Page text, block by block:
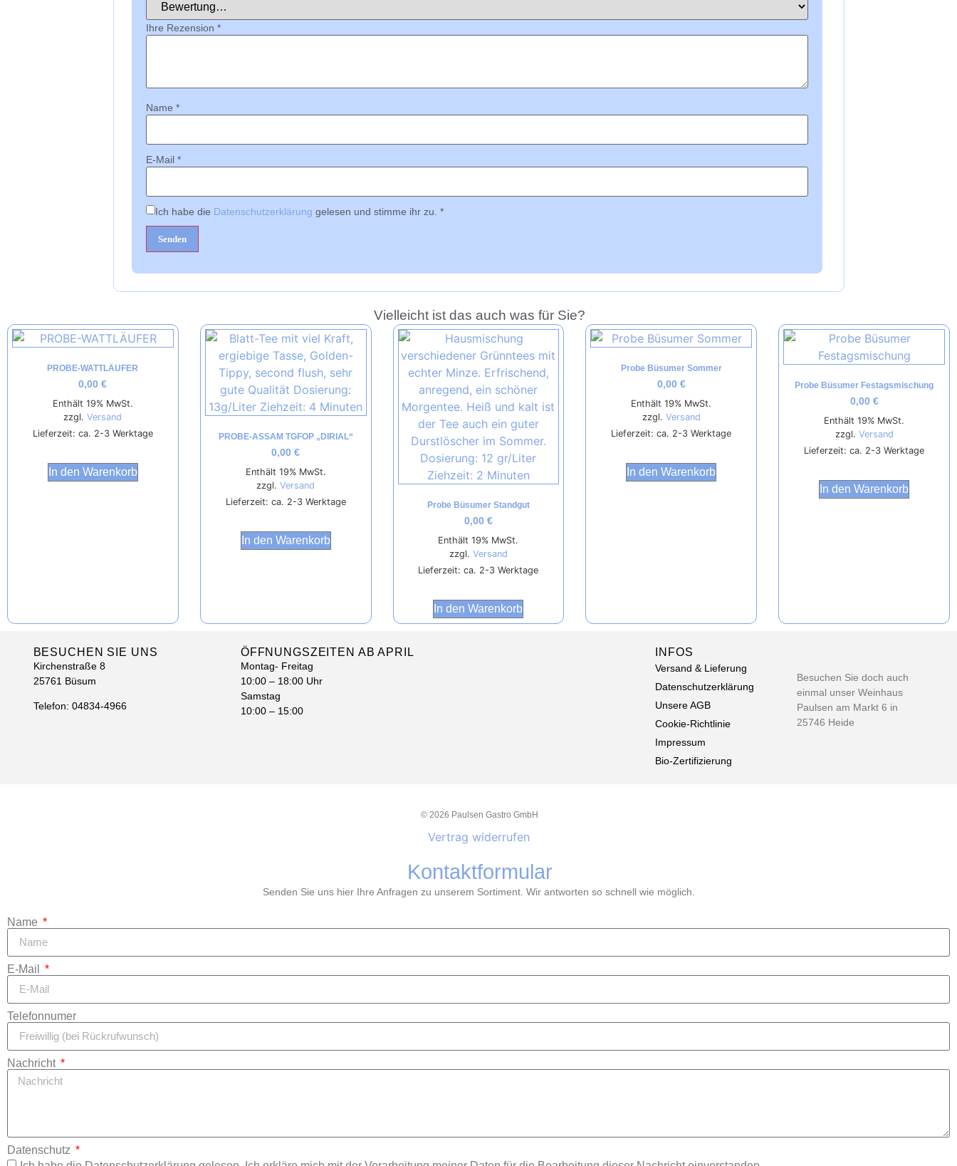
Ihre Rezension *
Name *
E-Mail *
Ich habe die Datenschutzerklärung gelesen und stimme ihr zu. *
Vielleicht ist das auch was für Sie?
PROBE-WATTLÄUFER
0,00€
Enthält 19% MwSt.
zzgl.Versand
Lieferzeit: ca. 2-3 Werktage
In den Warenkorb
PROBE-ASSAM TGFOP „DIRIAL“
0,00€
Enthält 19% MwSt.
zzgl.Versand
Lieferzeit: ca. 2-3 Werktage
In den Warenkorb
Probe Büsumer Standgut
0,00 €
Enthält 19% MwSt.
zzgl. Versand
Lieferzeit: ca. 2-3 Werktage
In den Warenkorb
Probe Büsumer Sommer
0,00 €
Enthält 19% MwSt.
zzgl. Versand
Lieferzeit: ca. 2-3 Werktage
In den Warenkorb
Probe Büsumer Festagsmischung
0,00 €
Enthält 19% MwSt.
zzgl. Versand
Lieferzeit: ca. 2-3 Werktage
In den Warenkorb
BESUCHEN SIE UNS
Kirchenstraße 8
25761 Büsum
Telefon: 04834-4966
ÖFFNUNGSZEITEN AB APRIL
Montag- Freitag
10:00 – 18:00 Uhr
Samstag
10:00 – 15:00
INFOS
Versand & Lieferung
Datenschutzerklärung
Unsere AGB
Cookie-Richtlinie
Impressum
Bio-Zertifizierung
Besuchen Sie doch auch
einmal unser Weinhaus
Paulsen am Markt 6 in
25746 Heide
© 2026 Paulsen Gastro GmbH
Vertrag widerrufen
Kontaktformular
Senden Sie uns hier Ihre Anfragen zu unserem Sortiment. Wir antworten so schnell wie möglich.
Name
E-Mail
Telefonnumer
Nachricht
Datenschutz